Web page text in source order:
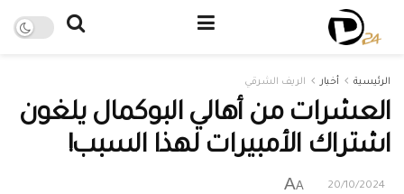
الرئيسية أخبار الريف الشرقي
العشرات من أهالي البوكمال يلغون
اشتراك الأمبيرات لهذا السبب!
20/10/2024
A
A